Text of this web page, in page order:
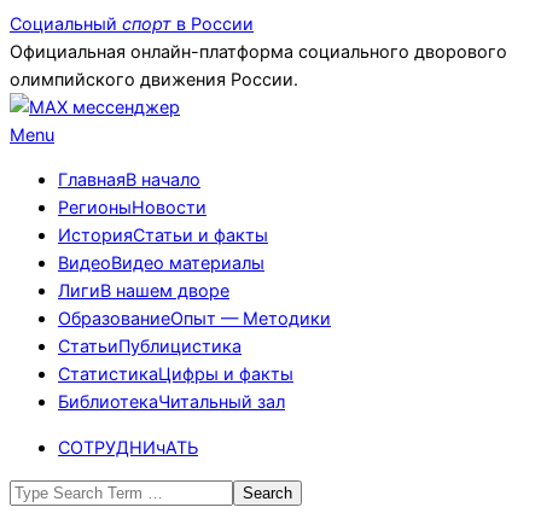
Skip
to
content
Социальный спорт в России
Официальная онлайн-платформа социального дворового
олимпийского движения России.
Primary
Menu
Menu
ГлавнаяВ начало
РегионыНовости
ИсторияСтатьи и факты
ВидеоВидео материалы
ЛигиВ нашем дворе
ОбразованиеОпыт — Методики
СтатьиПублицистика
СтатистикаЦифры и факты
БиблиотекаЧитальный зал
СОТРУДНИчАТЬ
Search